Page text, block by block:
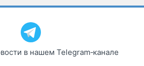
в нашем Telegram‑канале